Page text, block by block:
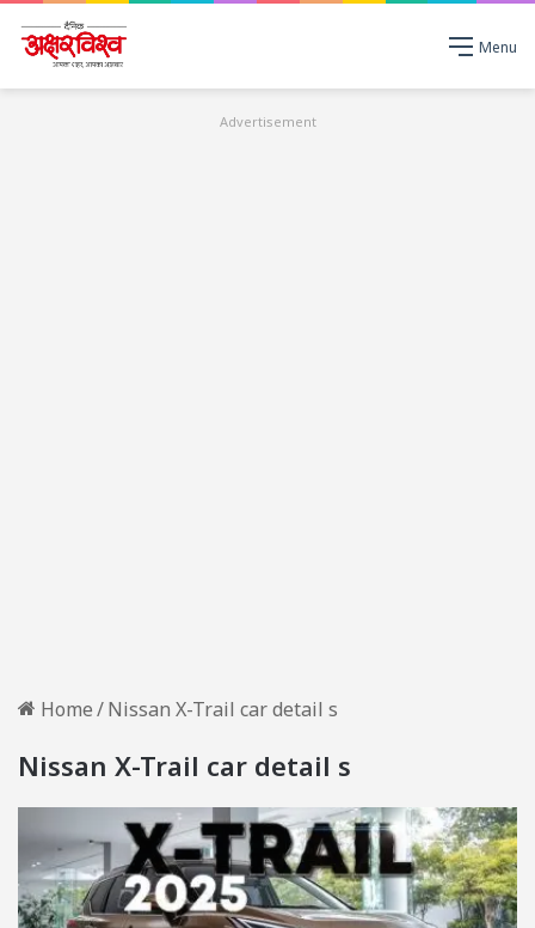
Menu
Advertisement
Home/Nissan X-Trail car detail s
Nissan X-Trail car detail s